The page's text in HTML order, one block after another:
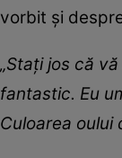
vorbit și
„Stați jos că
fantastic. Eu
Culoarea oului